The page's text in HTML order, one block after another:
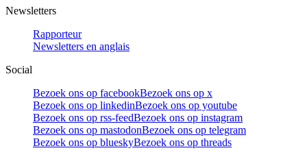
Newsletters
Rapporteur
Newsletters en anglais
Social
Bezoek ons op facebookBezoek ons op x
Bezoek ons op linkedinBezoek ons op youtube
Bezoek ons op rss-feedBezoek ons op instagram
Bezoek ons op mastodonBezoek ons op telegram
Bezoek ons op blueskyBezoek ons op threads